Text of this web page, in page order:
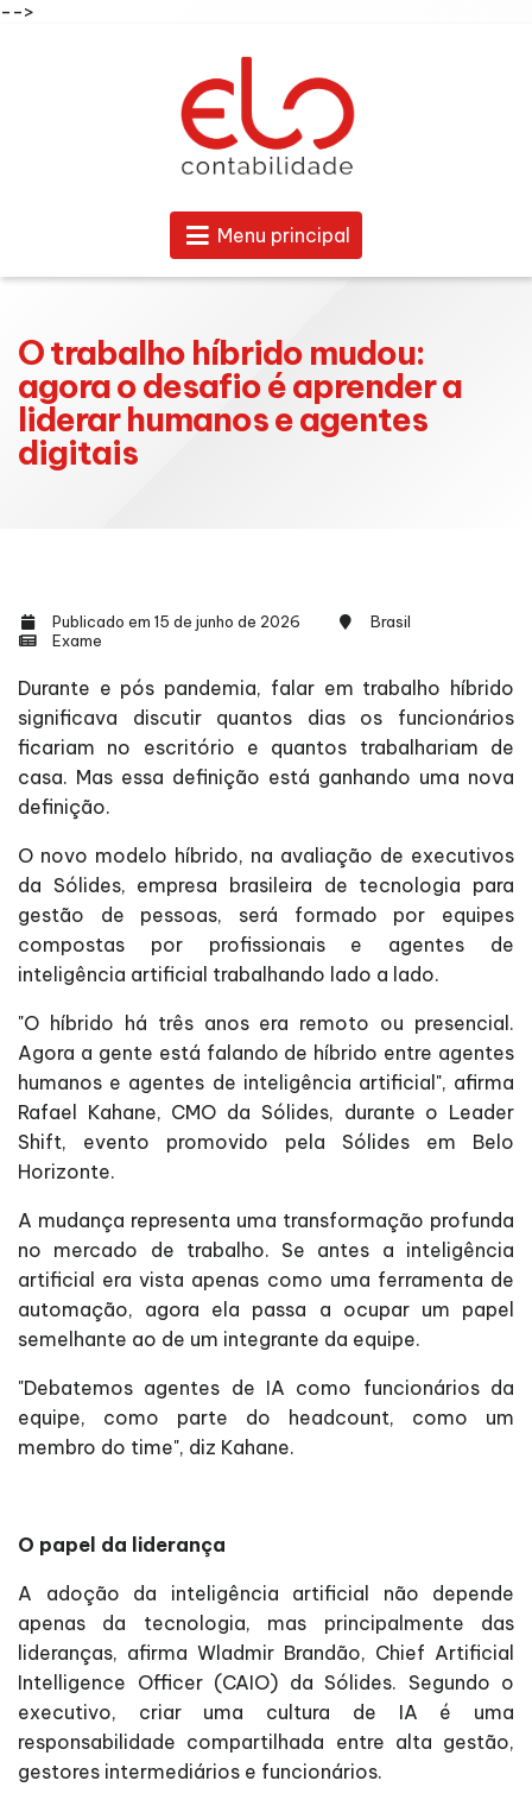
-->
Menu principal
O trabalho híbrido mudou:
agora o desafio é aprender a
liderar humanos e agentes
digitais
Publicado em 15 de junho de 2026
Brasil
Exame
Durante e pós pandemia, falar em trabalho híbrido
significava discutir quantos dias os funcionários
ficariam no escritório e quantos trabalhariam de
casa. Mas essa definição está ganhando uma nova
definição.
O novo modelo híbrido, na avaliação de executivos
da Sólides, empresa brasileira de tecnologia para
gestão de pessoas, será formado por equipes
compostas por profissionais e agentes de
inteligência artificial trabalhando lado a lado.
"O híbrido há três anos era remoto ou presencial.
Agora a gente está falando de híbrido entre agentes
humanos e agentes de inteligência artificial", afirma
Rafael Kahane, CMO da Sólides, durante o Leader
Shift, evento promovido pela Sólides em Belo
Horizonte.
A mudança representa uma transformação profunda
no mercado de trabalho. Se antes a inteligência
artificial era vista apenas como uma ferramenta de
automação, agora ela passa a ocupar um papel
semelhante ao de um integrante da equipe.
"Debatemos agentes de IA como funcionários da
equipe, como parte do headcount, como um
membro do time", diz Kahane.
O papel da liderança
A adoção da inteligência artificial não depende
apenas da tecnologia, mas principalmente das
lideranças, afirma Wladmir Brandão, Chief Artificial
Intelligence Officer (CAIO) da Sólides. Segundo o
executivo, criar uma cultura de IA é uma
responsabilidade compartilhada entre alta gestão,
gestores intermediários e funcionários.